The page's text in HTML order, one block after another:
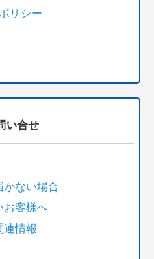
リシー
い合せ
かない場合
お客様へ
連情報